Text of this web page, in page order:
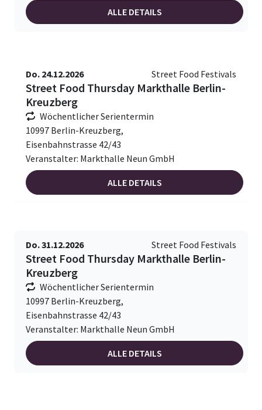
ALLE DETAILS
Do. 24.12.2026 Street Food Festivals
Street Food Thursday Markthalle Berlin-
Kreuzberg
Wöchentlicher Serientermin
10997 Berlin-Kreuzberg,
Eisenbahnstrasse 42/43
Veranstalter: Markthalle Neun GmbH
ALLE DETAILS
Do. 31.12.2026 Street Food Festivals
Street Food Thursday Markthalle Berlin-
Kreuzberg
Wöchentlicher Serientermin
10997 Berlin-Kreuzberg,
Eisenbahnstrasse 42/43
Veranstalter: Markthalle Neun GmbH
ALLE DETAILS